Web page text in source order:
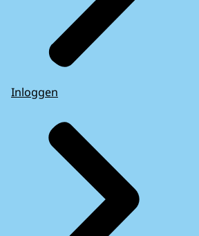
Inloggen